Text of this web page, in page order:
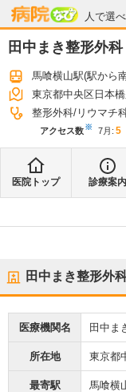
人で選
病院なび
田中まき整形外科
馬喰横山駅(駅から
東京都中央区日本
整形外科 リウマチ
アクセス数※ 7月 : 5
医院トップ 診療案内
田中まき整形外
医療機関名 田中ま
所在地 東京都
最寄駅 馬喰横